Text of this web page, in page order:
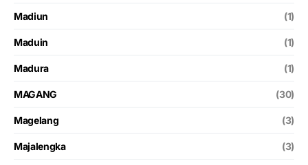
Madiun (1)
Maduin (1)
Madura (1)
MAGANG (30)
Magelang (3)
Majalengka (3)